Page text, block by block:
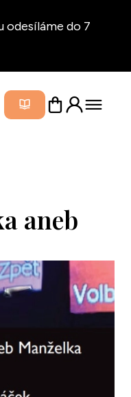
odesíláme do 7
Zavřít
aneb